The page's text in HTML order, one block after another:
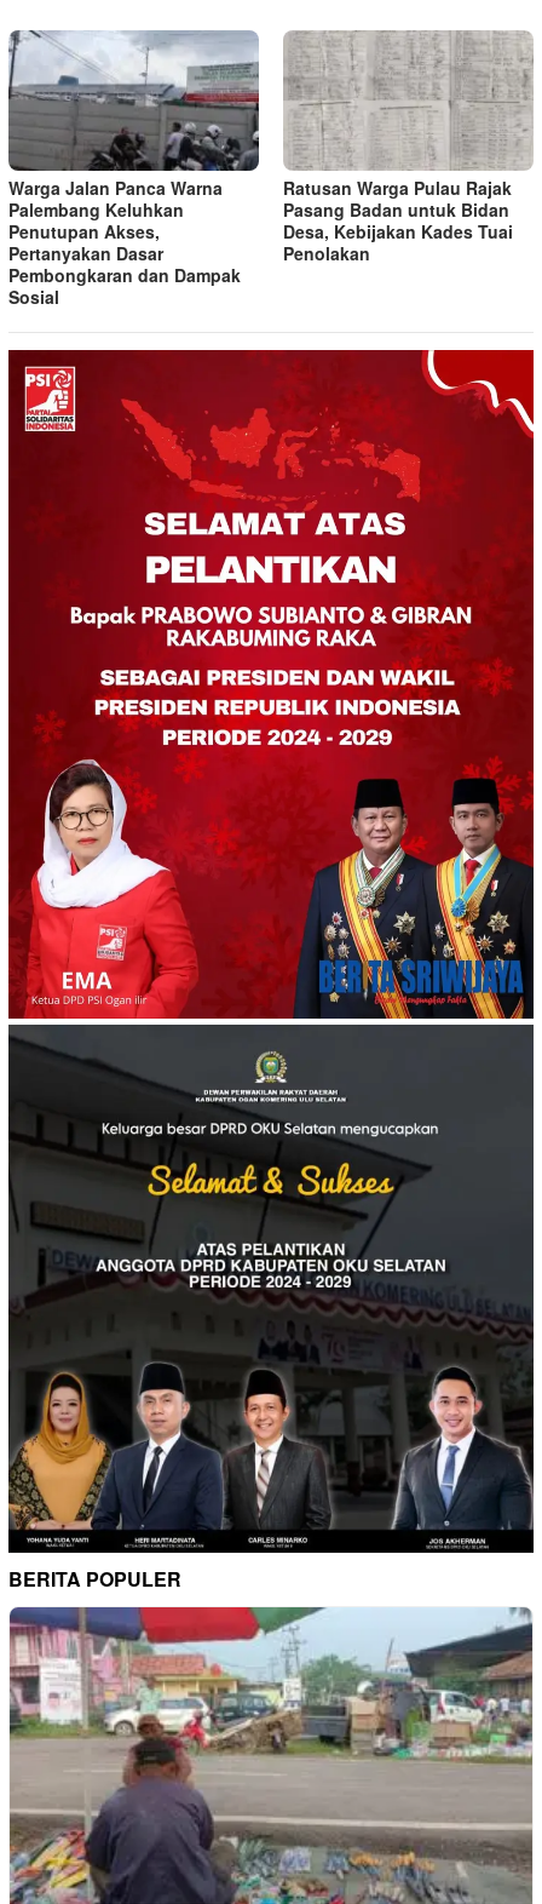
Warga Jalan Panca Warna
Palembang Keluhkan
Penutupan Akses,
Pertanyakan Dasar
Pembongkaran dan Dampak
Sosial
Ratusan Warga Pulau Rajak
Pasang Badan untuk Bidan
Desa, Kebijakan Kades Tuai
Penolakan
BERITA POPULER